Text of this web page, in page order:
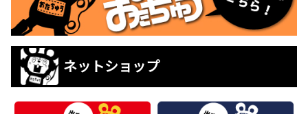
ネットショップ